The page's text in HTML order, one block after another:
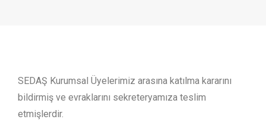
SEDAŞ Kurumsal Üyelerimiz arasına katılma kararını
bildirmiş ve evraklarını sekreteryamıza teslim
etmişlerdir.